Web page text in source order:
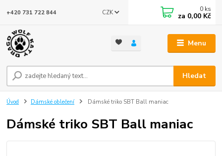
Menu
CZK
Hledat
+420 731 722 844 0 ks
za 0,00 Kč
Úvod Dámské oblečení Dámské triko SBT Ball maniac
Dámské triko SBT Ball maniac